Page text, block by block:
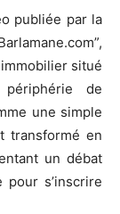
publiée par la
situé
de
une simple
transformé en
un débat
s’inscrire